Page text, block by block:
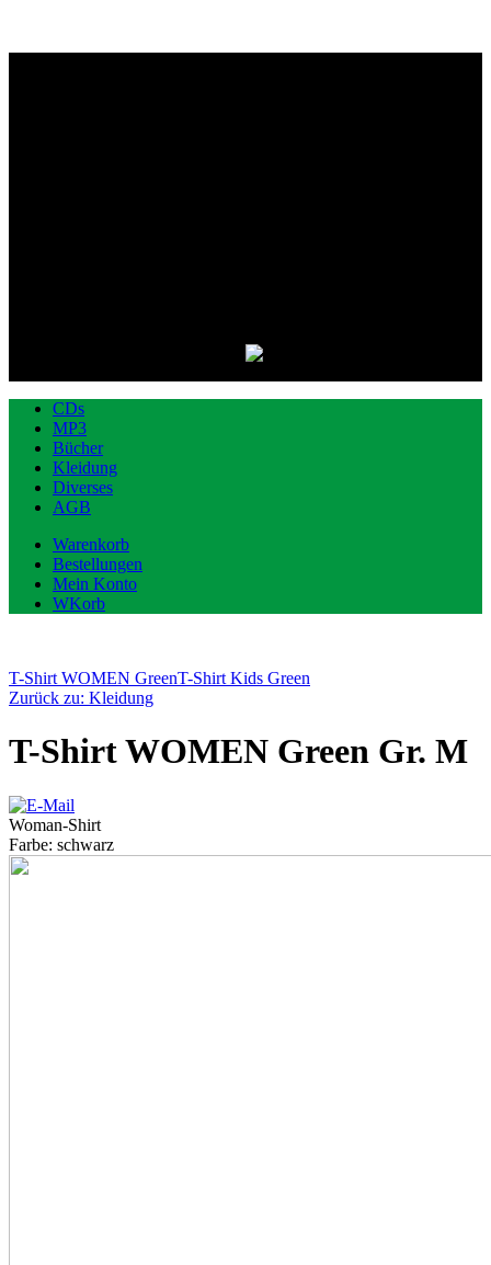
CDs
MP3
Bücher
Kleidung
Diverses
AGB
Warenkorb
Bestellungen
Mein Konto
WKorb
T-Shirt WOMEN GreenT-Shirt Kids Green
Zurück zu: Kleidung
T-Shirt WOMEN Green Gr. M
Woman-Shirt
Farbe: schwarz